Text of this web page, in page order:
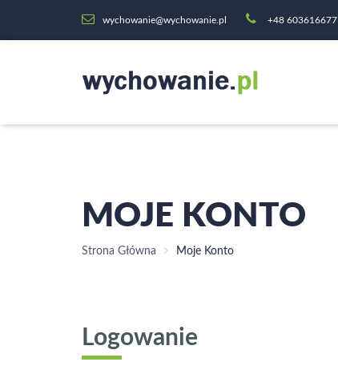
wychowanie@wychowanie.pl +48 603616677
MOJE KONTO
Strona Główna Moje Konto
Logowanie